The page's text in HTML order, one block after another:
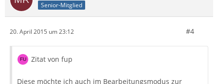
Senior-Mitglied
20. April 2015 um 23:12 #4
Zitat von fup
Diese möchte ich auch im Bearbeitungsmodus zur